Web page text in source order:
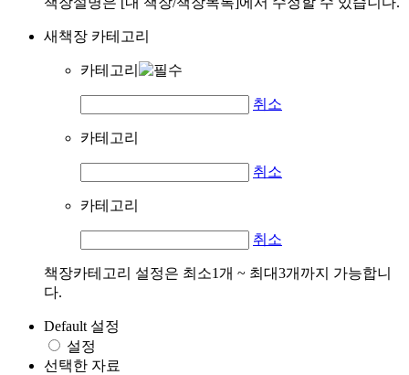
새책장 카테고리
카테고리
취소
카테고리
취소
카테고리
취소
책장카테고리 설정은 최소1개 ~ 최대3개까지 가능합니
다.
Default 설정
설정
선택한 자료